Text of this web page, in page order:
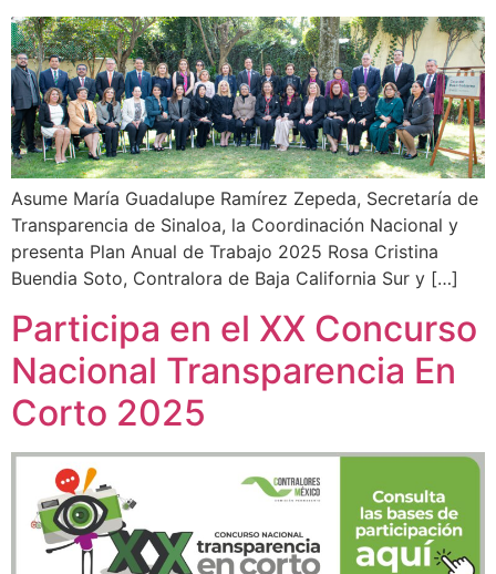
Asume María Guadalupe Ramírez Zepeda, Secretaría de
Transparencia de Sinaloa, la Coordinación Nacional y
presenta Plan Anual de Trabajo 2025 Rosa Cristina
Buendia Soto, Contralora de Baja California Sur y […]
Participa en el XX Concurso
Nacional Transparencia En
Corto 2025